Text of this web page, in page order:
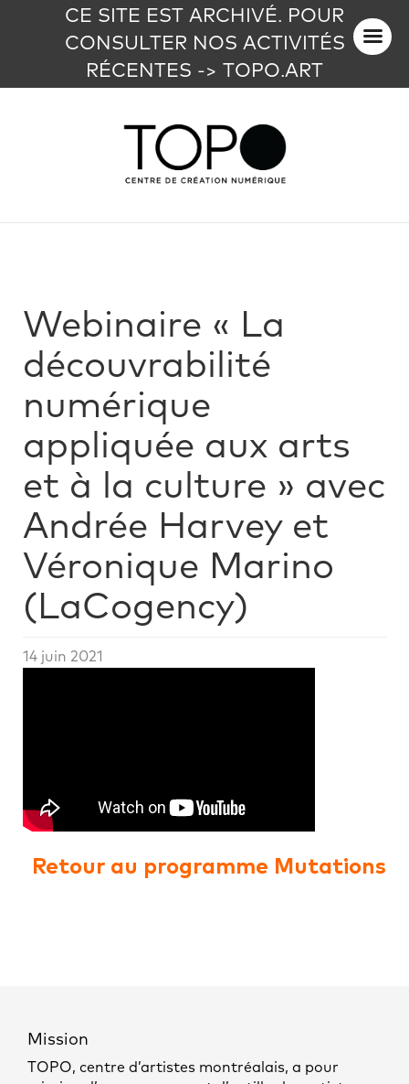
CE SITE EST ARCHIVÉ. POUR
CONSULTER NOS ACTIVITÉS
RÉCENTES -> TOPO.ART
Webinaire « La
découvrabilité
numérique
appliquée aux arts
et à la culture » avec
Andrée Harvey et
Véronique Marino
(LaCogency)
14 juin 2021
Retour au programme Mutations
Mission
TOPO, centre d’artistes montréalais, a pour